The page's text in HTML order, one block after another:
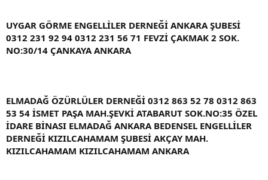
UYGAR GÖRME ENGELLİLER DERNEĞİ ANKARA ŞUBESİ
0312 231 92 94 0312 231 56 71 FEVZİ ÇAKMAK 2 SOK.
NO:30/14 ÇANKAYA ANKARA
ELMADAĞ ÖZÜRLÜLER DERNEĞİ 0312 863 52 78 0312 863
53 54 İSMET PAŞA MAH.ŞEVKİ ATABARUT SOK.NO:35 ÖZEL
İDARE BİNASI ELMADAĞ ANKARA BEDENSEL ENGELLİLER
DERNEĞİ KIZILCAHAMAM ŞUBESİ AKÇAY MAH.
KIZILCAHAMAM KIZILCAHAMAM ANKARA